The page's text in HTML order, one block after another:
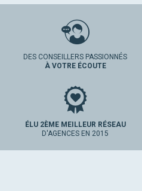
DES CONSEILLERS PASSIONNÉS
À VOTRE ÉCOUTE
ÉLU 2ÈME MEILLEUR RÉSEAU
D'AGENCES EN 2015